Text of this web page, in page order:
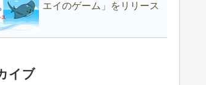
エイのゲーム」をリリース
イブ